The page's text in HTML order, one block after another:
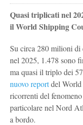
Quasi triplicati nel
il World Shipping
Su circa 280 milioni di
nel 2025, 1.478 sono
ma quasi il triplo dei
nuovo reportdel World
ricorrenti del
particolare nel Nord
a bordo.